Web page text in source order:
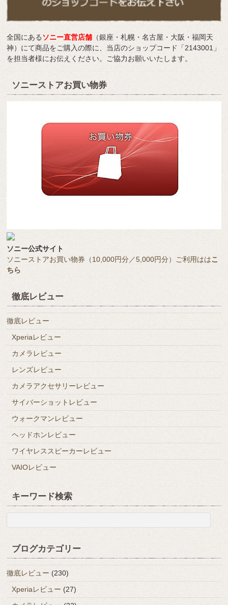
全国にあるソニー直営店舗 （銀座・札幌・名古屋・大阪・福岡天
神）にて商品をご購入の際に、当店のショップコード「2143001」
を担当者様にお伝えください。ご協力お願いいたします。
ソニーストアお買い物券
ソニー公式サイト
ソニーストアお買い物券（10,000円分／5,000円分）ご利用ははこ
ちら
徹底レビュー
徹底レビュー
Xperiaレビュー
カメラレビュー
レンズレビュー
カメラアクセサリーレビュー
サイバーショットレビュー
ウォークマンレビュー
ヘッドホンレビュー
ワイヤレススピーカーレビュー
VAIOレビュー
キーワード検索
ブログカテゴリー
徹底レビュー (230)
Xperiaレビュー (27)